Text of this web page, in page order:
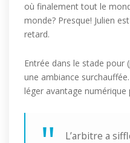
où finalement tout le
monde? Presque! Julien
retard.
Entrée dans le stade pour
une ambiance
léger avantage numérique
L’arbitre a